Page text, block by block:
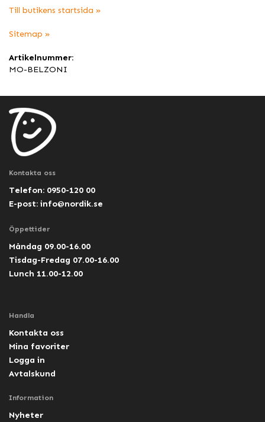
Till butikens startsida »
Sitemap »
Artikelnummer:
MO-BELZONI
Kontakta oss
Telefon: 0950-120 00
E-post: info@nordik.se
Öppettider
Måndag 09.00-16.00
Tisdag-Fredag 07.00-16.00
Lunch 11.00-12.00
Handla
Kontakta oss
Mina favoriter
Logga in
Avtalskund
Information
Nyheter